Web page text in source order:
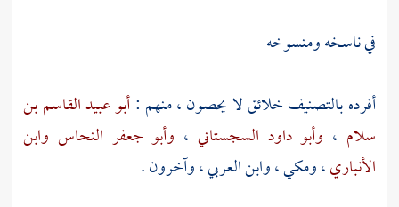
في ناسخه ومنسوخه
أفرده بالتصنيف خلائق لا يحصون ، منهم :أبو عبيد القاسم بن
سلام ، وأبو داود السجستاني ، وأبو جعفر النحاس وابن
الأنباري،ومكي،وابن العربي، وآخرون .